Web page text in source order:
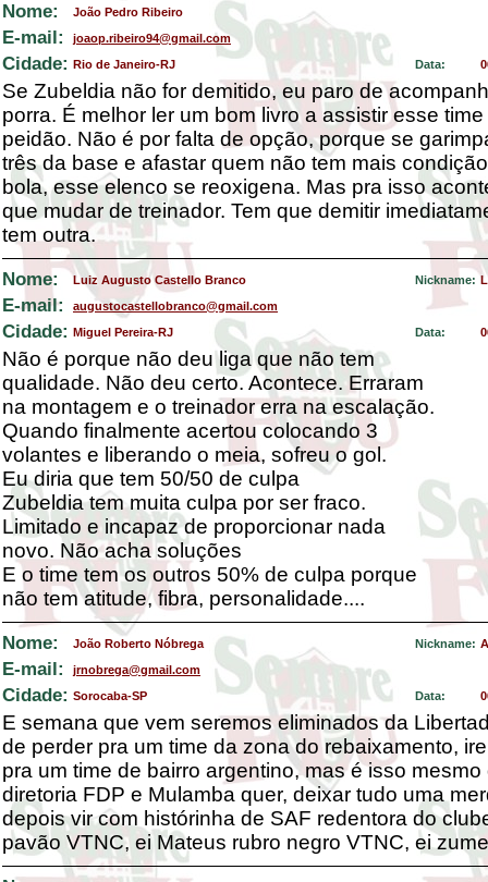
Nome: João Pedro Ribeiro
E-mail: joaop.ribeiro94@gmail.com
Cidade: Rio de Janeiro-RJ Data:
Se Zubeldia não for demitido, eu paro de
porra. É melhor ler um bom livro a assistir esse time
peidão. Não é por falta de opção, porque se
três da base e afastar quem não tem mais
bola, esse elenco se reoxigena. Mas pra isso
que mudar de treinador. Tem que demitir
tem outra.
Nome: Luiz Augusto Castello Branco Nickname:
E-mail: augustocastellobranco@gmail.com
Cidade: Miguel Pereira-RJ Data:
Não é porque não deu liga que não tem
qualidade. Não deu certo. Acontece. Erraram
na montagem e o treinador erra na escalação.
Quando finalmente acertou colocando 3
volantes e liberando o meia, sofreu o gol.
Eu diria que tem 50/50 de culpa
Zubeldia tem muita culpa por ser fraco.
Limitado e incapaz de proporcionar nada
novo. Não acha soluções
E o time tem os outros 50% de culpa porque
não tem atitude, fibra, personalidade....
Nome: João Roberto Nóbrega Nickname:
E-mail: jrnobrega@gmail.com
Cidade: Sorocaba-SP Data:
E semana que vem seremos eliminados da
de perder pra um time da zona do rebaixamento,
pra um time de bairro argentino, mas é isso
diretoria FDP e Mulamba quer, deixar tudo uma
depois vir com histórinha de SAF redentora do
pavão VTNC, ei Mateus rubro negro VTNC, ei